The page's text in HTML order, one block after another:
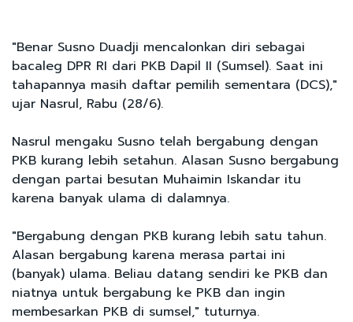
"Benar Susno Duadji mencalonkan diri sebagai
bacaleg DPR RI dari PKB Dapil II (Sumsel). Saat ini
tahapannya masih daftar pemilih sementara (DCS),"
ujar Nasrul, Rabu (28/6).
Nasrul mengaku Susno telah bergabung dengan
PKB kurang lebih setahun. Alasan Susno bergabung
dengan partai besutan Muhaimin Iskandar itu
karena banyak ulama di dalamnya.
"Bergabung dengan PKB kurang lebih satu tahun.
Alasan bergabung karena merasa partai ini
(banyak) ulama. Beliau datang sendiri ke PKB dan
niatnya untuk bergabung ke PKB dan ingin
membesarkan PKB di sumsel," tuturnya.